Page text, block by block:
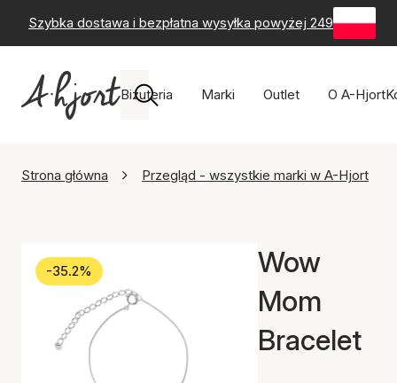
Szybka dostawa i bezpłatna wysyłka powyżej 249 zł -
Biżuteria Marki Outlet O A-Hjort
Strona główna Przegląd - wszystkie marki w A-Hjort
-35.2%
Wow
Mom
Bracelet